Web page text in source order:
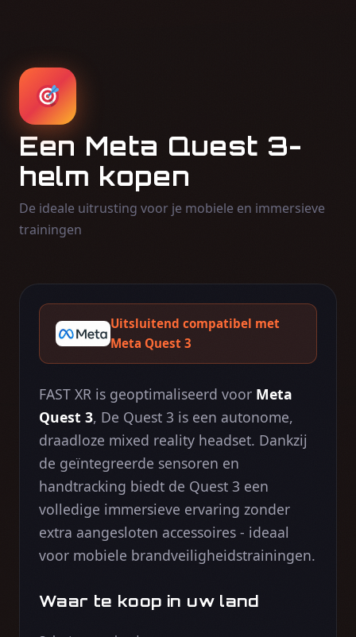
Een Meta Quest 3-
helm kopen
De ideale uitrusting voor je mobiele en immersieve
trainingen
Uitsluitend compatibel met
Meta Quest 3
FAST XR is geoptimaliseerd voor Meta
Quest 3, De Quest 3 is een autonome,
draadloze mixed reality headset. Dankzij
de geïntegreerde sensoren en
handtracking biedt de Quest 3 een
volledige immersieve ervaring zonder
extra aangesloten accessoires - ideaal
voor mobiele brandveiligheidstrainingen.
Waar te koop in uw land